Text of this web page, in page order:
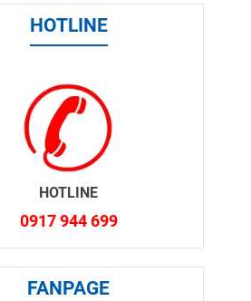
HOTLINE
HOTLINE
0917 944 699
FANPAGE